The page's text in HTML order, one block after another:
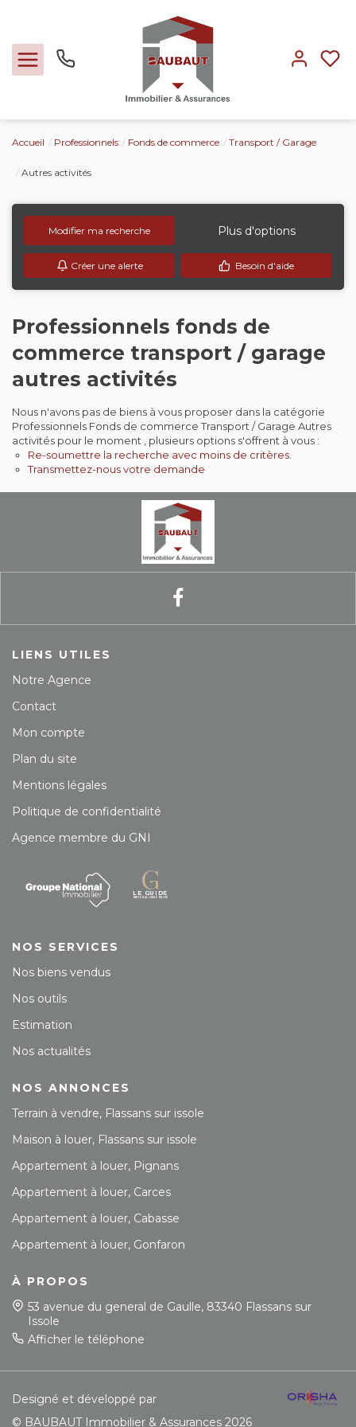
Locations
Expertise
Nos métiers
L'agence
Contact
Extranet
Estimation
Accueil Professionnels Fonds de commerce Transport / Garage
Autres activités
Modifier ma recherche Plus d'options
Créer une alerte Besoin d'aide
Professionnels fonds de
commerce transport / garage
autres activités
Nous n'avons pas de biens à vous proposer dans la catégorie
Professionnels Fonds de commerce Transport / Garage Autres
activités pour le moment , plusieurs options s'offrent à vous :
Re-soumettre la recherche avec moins de critères.
Transmettez-nous votre demande
LIENS UTILES
Notre Agence
Contact
Mon compte
Plan du site
Mentions légales
Politique de confidentialité
Agence membre du GNI
NOS SERVICES
Nos biens vendus
Nos outils
Estimation
Nos actualités
NOS ANNONCES
Terrain à vendre, Flassans sur issole
Maison à louer, Flassans sur issole
Appartement à louer, Pignans
Appartement à louer, Carces
Appartement à louer, Cabasse
Appartement à louer, Gonfaron
À PROPOS
53 avenue du general de Gaulle, 83340 Flassans sur
Issole
Afficher le téléphone
Designé et développé par
© BAUBAUT Immobilier & Assurances 2026